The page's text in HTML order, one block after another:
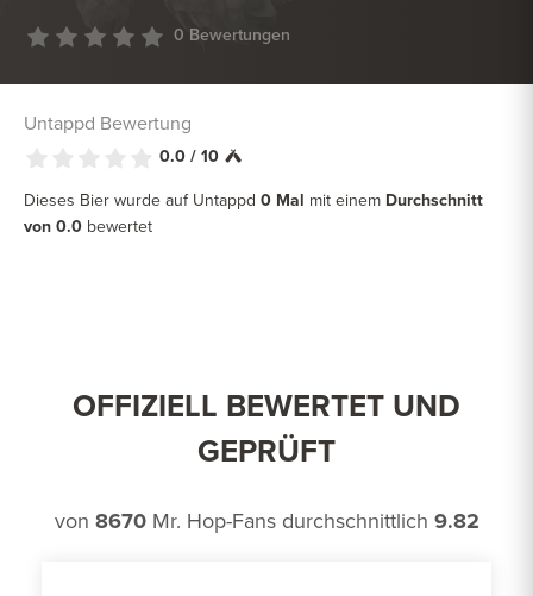
0 Bewertungen
Untappd Bewertung
0.0 / 10
Dieses Bier wurde auf Untappd 0 Mal mit einem Durchschnitt
von 0.0 bewertet
OFFIZIELL BEWERTET UND
GEPRÜFT
von 8670Mr. Hop-Fans durchschnittlich 9.82